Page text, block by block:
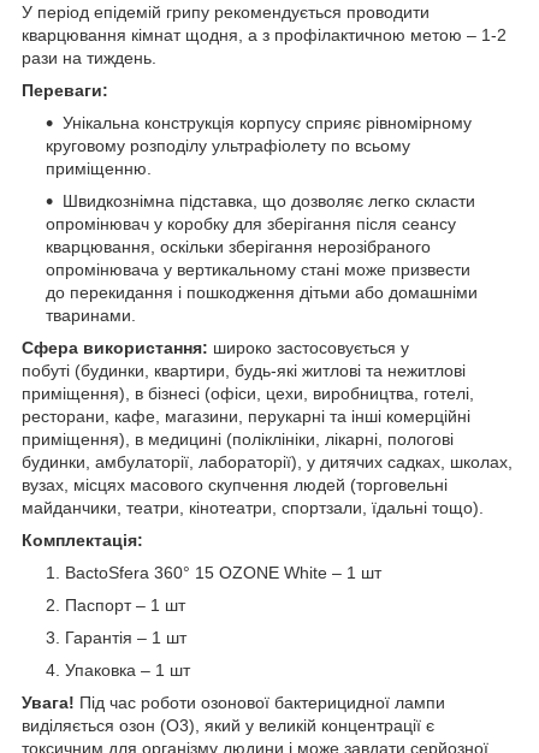
У період епідемій грипу рекомендується проводити
кварцювання кімнат щодня, а з профілактичною метою – 1-2
рази на тиждень.
Переваги:
Унікальна конструкція корпусу сприяє рівномірному
круговому розподілу ультрафіолету по всьому
приміщенню.
Швидкознімна підставка, що дозволяє легко скласти
опромінювач у коробку для зберігання після сеансу
кварцювання, оскільки зберігання нерозібраного
опромінювача у вертикальному стані може призвести
до перекидання і пошкодження дітьми або домашніми
тваринами.
Сфера використання: широко застосовується у
побуті (будинки, квартири, будь-які житлові та нежитлові
приміщення), в бізнесі (офіси, цехи, виробництва, готелі,
ресторани, кафе, магазини, перукарні та інші комерційні
приміщення), в медицині (поліклініки, лікарні, пологові
будинки, амбулаторії, лабораторії), у дитячих садках, школах,
вузах, місцях масового скупчення людей (торговельні
майданчики, театри, кінотеатри, спортзали, їдальні тощо).
Комплектація:
BactoSfera 360° 15 OZONE White – 1 шт
Паспорт – 1 шт
Гарантія – 1 шт
Упаковка – 1 шт
Увага! Під час роботи озонової бактерицидної лампи
виділяється озон (O3), який у великій концентрації є
токсичним для організму людини і може завдати серйозної